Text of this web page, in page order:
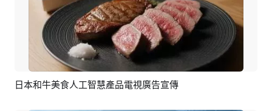
預覽 AI剪同款
日本和牛美食人工智慧產品電視廣告宣傳